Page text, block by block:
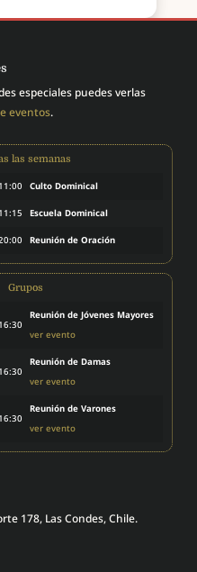
especiales puedes verlas
eventos.
las semanas
Culto Dominical
Escuela Dominical
Reunión de Oración
Grupos
Reunión de Jóvenes Mayores
ver evento
Reunión de Damas
ver evento
Reunión de Varones
ver evento
178, Las Condes, Chile.